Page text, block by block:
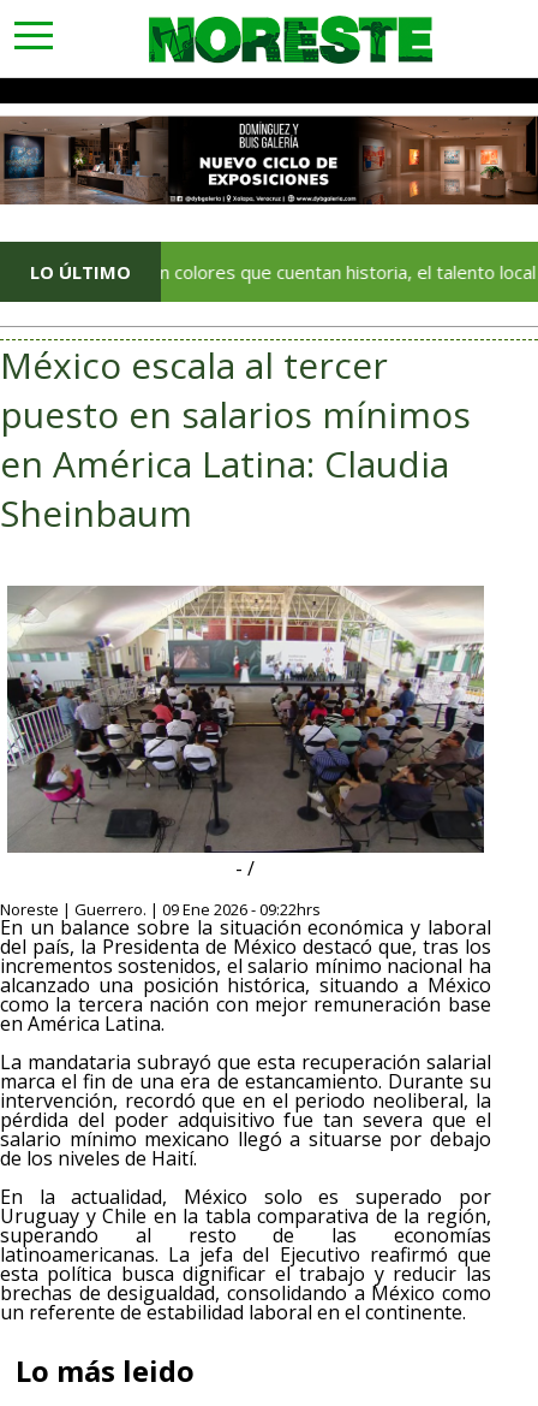
toggle
navigation
LO ÚLTIMO
Con colores que cuentan historia, el talento local deja
México escala al tercer
puesto en salarios mínimos
en América Latina: Claudia
Sheinbaum
- /
Noreste | Guerrero. | 09 Ene 2026 - 09:22hrs
En un balance sobre la situación económica y laboral
del país, la Presidenta de México destacó que, tras los
incrementos sostenidos, el salario mínimo nacional ha
alcanzado una posición histórica, situando a México
como la tercera nación con mejor remuneración base
en América Latina.
La mandataria subrayó que esta recuperación salarial
marca el fin de una era de estancamiento. Durante su
intervención, recordó que en el periodo neoliberal, la
pérdida del poder adquisitivo fue tan severa que el
salario mínimo mexicano llegó a situarse por debajo
de los niveles de Haití.
En la actualidad, México solo es superado por
Uruguay y Chile en la tabla comparativa de la región,
superando al resto de las economías
latinoamericanas. La jefa del Ejecutivo reafirmó que
esta política busca dignificar el trabajo y reducir las
brechas de desigualdad, consolidando a México como
un referente de estabilidad laboral en el continente.
Lo más leido